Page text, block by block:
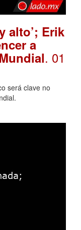
alto’; Erik
a
. 01
será clave no